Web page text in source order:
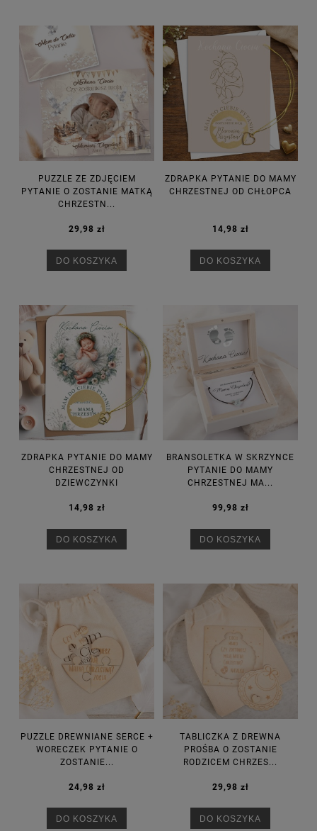
PUZZLE ZE ZDJĘCIEM
PYTANIE O ZOSTANIE MATKĄ
CHRZESTN...
29,98 zł
DO KOSZYKA
ZDRAPKA PYTANIE DO MAMY
CHRZESTNEJ OD CHŁOPCA
14,98 zł
DO KOSZYKA
ZDRAPKA PYTANIE DO MAMY
CHRZESTNEJ OD
DZIEWCZYNKI
14,98 zł
DO KOSZYKA
BRANSOLETKA W SKRZYNCE
PYTANIE DO MAMY
CHRZESTNEJ MA...
99,98 zł
DO KOSZYKA
PUZZLE DREWNIANE SERCE +
WORECZEK PYTANIE O
ZOSTANIE...
24,98 zł
DO KOSZYKA
TABLICZKA Z DREWNA
PROŚBA O ZOSTANIE
RODZICEM CHRZES...
29,98 zł
DO KOSZYKA